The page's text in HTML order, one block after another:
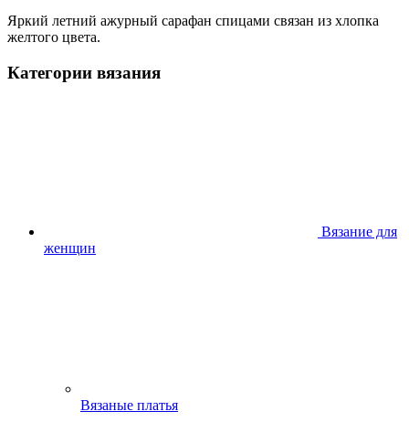
Яркий летний ажурный сарафан спицами связан из хлопка
желтого цвета.
Категории вязания
Вязание для
женщин
Вязаные платья